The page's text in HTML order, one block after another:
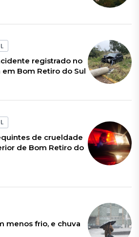
registrado no
Bom Retiro do Sul
de crueldade
de Bom Retiro do
menos frio, e chuva